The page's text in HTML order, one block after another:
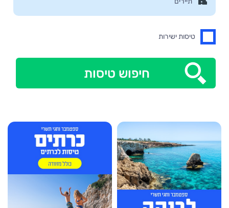
טיסות ישירות
חיפוש טיסות